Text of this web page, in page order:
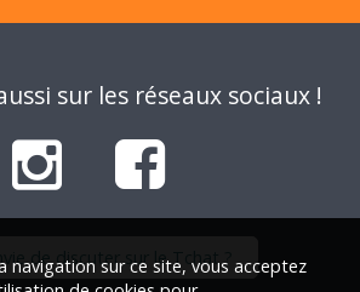
sur les réseaux sociaux !
de discuter sur le Tchat ?
navigation sur ce site, vous acceptez